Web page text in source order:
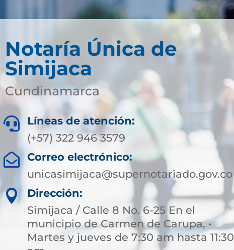
Notaría Única de
Simijaca
Cundinamarca

Líneas de atención:
(+57) 322 946 3579

Correo electrónico:
unicasimijaca@supernotariado.gov.co

Dirección:
Simijaca / Calle 8 No. 6-25 En el
municipio de Carmen de Carupa, •
Martes y jueves de 7:30 am hasta 11:30